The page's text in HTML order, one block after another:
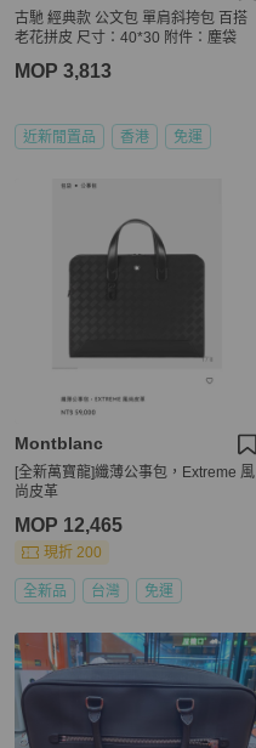
古馳 經典款 公文包 單肩斜挎包 百搭
老花拼皮 尺寸：40*30 附件：塵袋
MOP 3,813
近新閒置品 香港 免運
Montblanc
[全新萬寶龍]纖薄公事包，Extreme 風
尚皮革
MOP 12,465
現折 200
全新品 台灣 免運